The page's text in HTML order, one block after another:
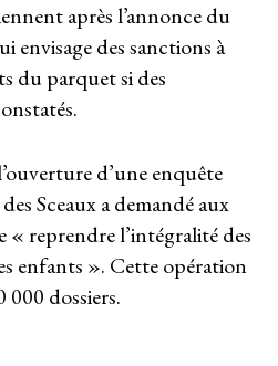
après l’annonce du
envisage des sanctions à
du parquet si des
d’une enquête
Sceaux a demandé aux
« reprendre l’intégralité des
enfants ». Cette opération
dossiers.